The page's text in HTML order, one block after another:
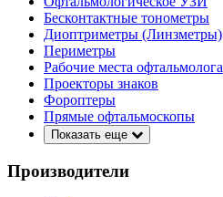
Бесконтактные тонометры
Диоптриметры (Линзметры)
Периметры
Рабочие места офтальмолога
Проекторы знаков
Фороптеры
Прямые офтальмоскопы
Показать еще
Производители